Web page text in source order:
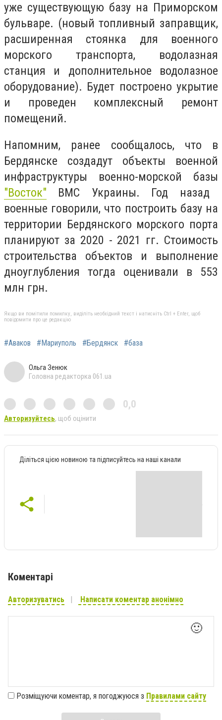
уже существующую базу на Приморском
бульваре. (новый топливный заправщик,
расширенная стоянка для военного
морского транспорта, водолазная
станция и дополнительное водолазное
оборудование). Будет построено укрытие
и проведен комплексный ремонт
помещений.
Напомним, ранее сообщалось, что в
Бердянске создадут объекты военной
инфраструктуры военно-морской базы
"Восток" ВМС Украины. Год назад
военные говорили, что построить базу на
территории Бердянского морского порта
планируют за 2020 - 2021 гг. Стоимость
строительства объектов и выполнение
дноуглубления тогда оценивали в 553
млн грн.
Якщо ви помітили помилку, виділіть необхідний текст і натисніть Ctrl + Enter, щоб
повідомити про це редакцію
#Аваков #Мариуполь #Бердянск #база
Ольга Зенюк
Головна редакторка 061.ua
0,0
Авторизуйтесь, щоб оцінити
Діліться цією новиною та підписуйтесь на наші канали
Коментарі
Авторизуватись Написати коментар анонімно
🙂
Розміщуючи коментар, я погоджуюся з Правилами сайту